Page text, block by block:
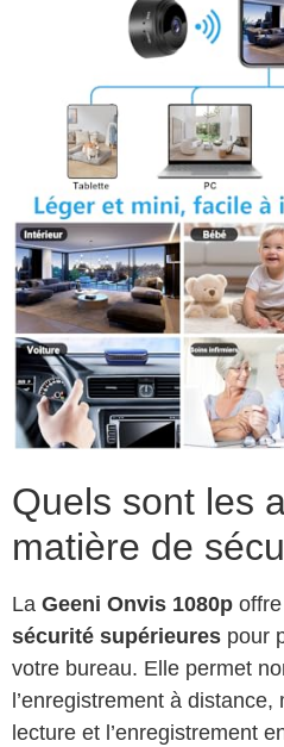
Quels sont les
matière de
La Geeni Onvis 1080p
sécurité supérieures pour
votre bureau. Elle permet
l’enregistrement à
lecture et l’enregistrement